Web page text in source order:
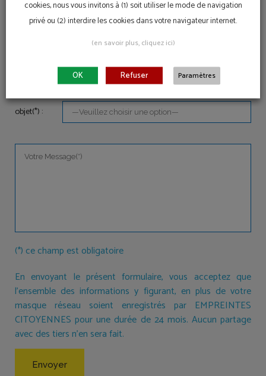
objet(*) :
(*) ce champ est obligatoire
En envoyant le présent formulaire, vous acceptez que
l'ensemble des informations y figurant, en plus de votre
masque réseau soient enregistrés par EMPREINTES
CITOYENNES pour une durée de 24 mois. Aucun partage
avec des tiers n'en sera fait.
cookies, nous vous invitons à (1) soit utiliser le mode de navigation
privé ou (2) interdire les cookies dans votre navigateur internet.
(en savoir plus, cliquez ici)
OK Refuser Paramètres